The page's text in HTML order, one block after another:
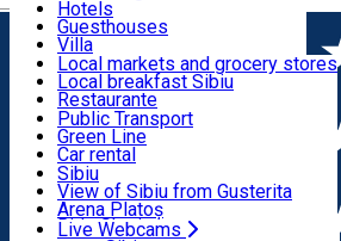
Food, Drinks & Nightlife
Transport & Parking
Live Webcams
Education
How do I get to Sibiu
Tourist Info
Tour Guides
Guided tours
Publicații locale
Beauty salons
Riding
Indoor activities
Loc de joacă indoor
Loc de joacă outdoor
Ski
Ice skating
Yoga
Hotels
Guesthouses
Villa
Hostels
Motel
Camping
Renting rooms
Rooms for rent
Accommodation outside Sibiu
Local markets and grocery stores
Local breakfast Sibiu
Restaurante
Pizza
Fast Food
Coffee
Sweets
Pub, Bar
Night clubs
Bakeries
Public Transport
Green Line
Car rental
Rent a bike
Scooter rentals
Taxi
Ride Sharing
Sibiu
View of Sibiu from Gusterita
Arena Platoș
Live Webcams